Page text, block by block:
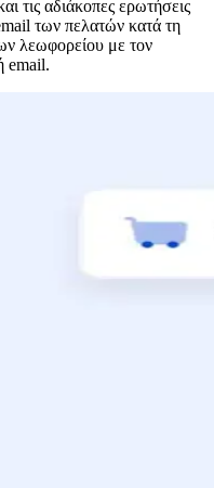
τις αδιάκοπες ερωτήσεις
των πελατών κατά τη
λεωφορείου με τον
email.